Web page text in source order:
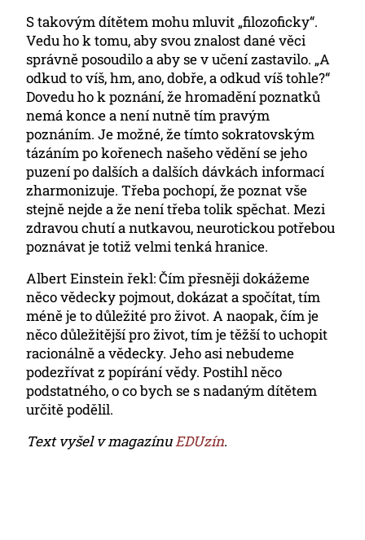
S takovým dítětem mohu mluvit „filozoficky“.
Vedu ho k tomu, aby svou znalost dané věci
správně posoudilo a aby se v učení zastavilo. „A
odkud to víš, hm, ano, dobře, a odkud víš tohle?“
Dovedu ho k poznání, že hromadění poznatků
nemá konce a není nutně tím pravým
poznáním. Je možné, že tímto sokratovským
tázáním po kořenech našeho vědění se jeho
puzení po dalších a dalších dávkách informací
zharmonizuje. Třeba pochopí, že poznat vše
stejně nejde a že není třeba tolik spěchat. Mezi
zdravou chutí a nutkavou, neurotickou potřebou
poznávat je totiž velmi tenká hranice.
Albert Einstein řekl: Čím přesněji dokážeme
něco vědecky pojmout, dokázat a spočítat, tím
méně je to důležité pro život. A naopak, čím je
něco důležitější pro život, tím je těžší to uchopit
racionálně a vědecky. Jeho asi nebudeme
podezřívat z popírání vědy. Postihl něco
podstatného, o co bych se s nadaným dítětem
určitě podělil.
Text vyšel v magazínuEDUzín.